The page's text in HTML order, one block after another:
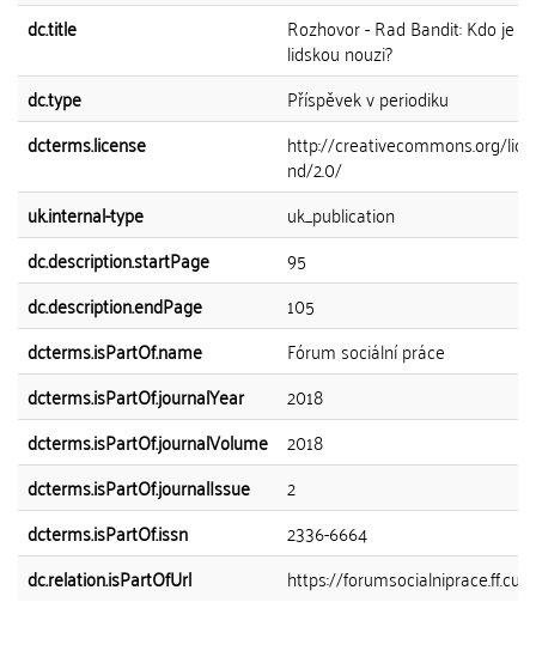
dc.title
Rozhovor - Rad Bandit: Kdo je
lidskou nouzi?
dc.type
Příspěvek v periodiku
dcterms.license
http://creativecommons.org/
nd/2.0/
uk.internal-type
uk_publication
dc.description.startPage
95
dc.description.endPage
105
dcterms.isPartOf.name
Fórum sociální práce
dcterms.isPartOf.journalYear
2018
dcterms.isPartOf.journalVolume 2018
dcterms.isPartOf.journalIssue
2
dcterms.isPartOf.issn
2336-6664
dc.relation.isPartOfUrl
https://